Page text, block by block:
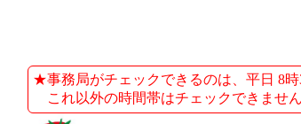
★事務局がチェックできるのは、平日 8
これ以外の時間帯はチェックできませ